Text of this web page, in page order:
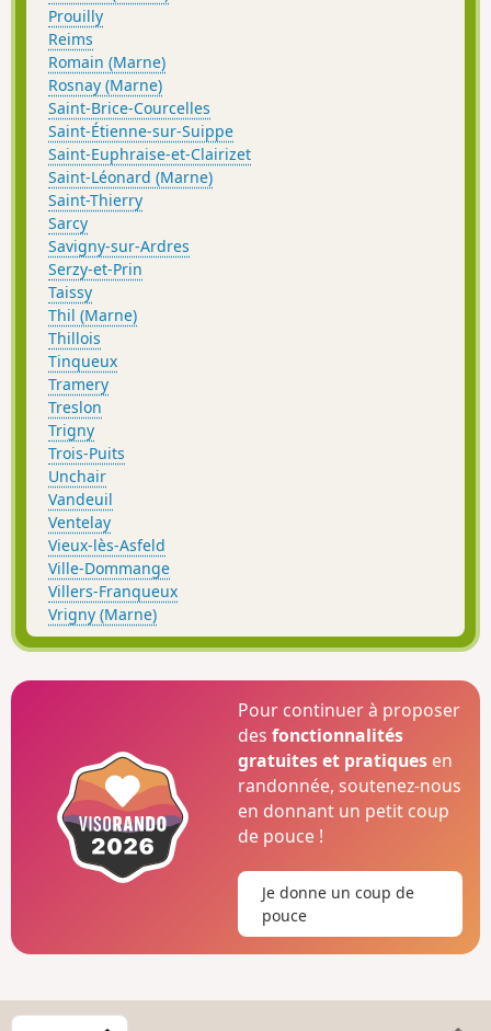
Prouilly
Reims
Romain (Marne)
Rosnay (Marne)
Saint-Brice-Courcelles
Saint-Étienne-sur-Suippe
Saint-Euphraise-et-Clairizet
Saint-Léonard (Marne)
Saint-Thierry
Sarcy
Savigny-sur-Ardres
Serzy-et-Prin
Taissy
Thil (Marne)
Thillois
Tinqueux
Tramery
Treslon
Trigny
Trois-Puits
Unchair
Vandeuil
Ventelay
Vieux-lès-Asfeld
Ville-Dommange
Villers-Franqueux
Vrigny (Marne)
Pour continuer à proposer
desfonctionnalités
gratuites et pratiques en
randonnée, soutenez-nous
en donnant un petit coup
de pouce !
Je donne un coup de
pouce
C